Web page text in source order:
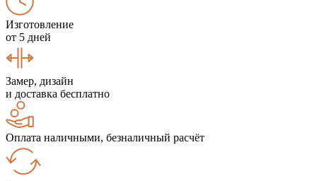
Изготовление
от 5 дней
Замер, дизайн
и доставка бесплатно
Оплата наличными, безналичный расчёт